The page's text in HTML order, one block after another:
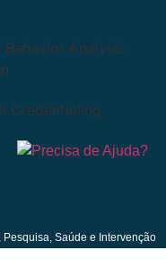
Saúde e Intervenção